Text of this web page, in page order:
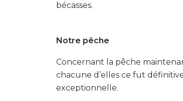
bécasses.
Notre pêche
Concernant la pêche
chacune d’elles ce fut
exceptionnelle.